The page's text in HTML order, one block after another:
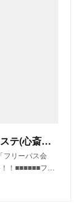
「Musical soul vol.134」|心斎橋ブラステ(心斎橋)|sonar-u
リーパス会
！■■■■■■フ…